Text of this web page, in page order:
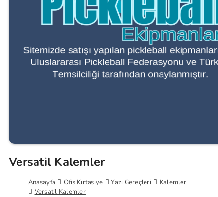
Versatil Kalemler
Anasayfa Ofis Kırtasiye Yazı Gereçleri
Kalemler
Versatil Kalemler